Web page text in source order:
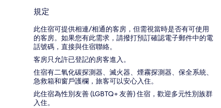
規定
此住宿可提供相連/相通的客房，但需視當時是否有可使用
的客房。如果您有此需求，請撥打預訂確認電子郵件中的電
話號碼，直接與住宿聯絡。
客房只允許已登記的房客進入。
住宿有二氧化碳探測器、滅火器、煙霧探測器、保全系統、
急救箱和窗戶護欄，旅客可以安心入住。
此住宿為性別友善 (LGBTQ+ 友善) 住宿，歡迎多元性別族群
入住。